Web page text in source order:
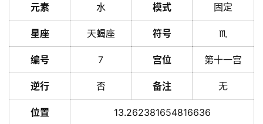
元素 水 模式 固定
星座 天蝎座 符号 ♏️
编号 7 宫位 第十一宫
逆行 否 备注 无
位置 13.262381654816636